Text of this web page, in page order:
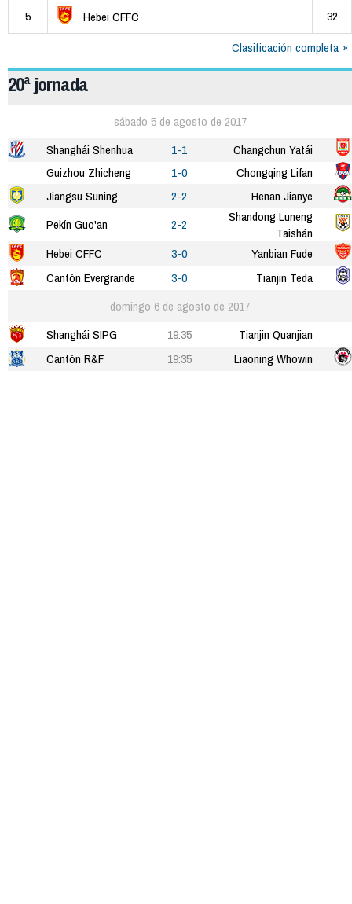
5 Hebei CFFC
32
Clasificación completa
20ª jornada
sábado 5 de agosto de 2017
Shanghái Shenhua
1-1
Changchun Yatái
Guizhou Zhicheng
1-0
Chongqing Lifan
Jiangsu Suning
2-2
Henan Jianye
Pekín Guo'an
2-2
Shandong Luneng
Taishán
Hebei CFFC
3-0
Yanbian Fude
Cantón Evergrande
3-0
Tianjin Teda
domingo 6 de agosto de 2017
Shanghái SIPG
19:35
Tianjin Quanjian
Cantón R&F
19:35 Liaoning Whowin